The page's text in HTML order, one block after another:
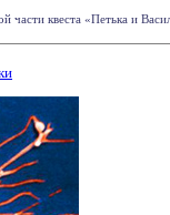
квеста «Петька и